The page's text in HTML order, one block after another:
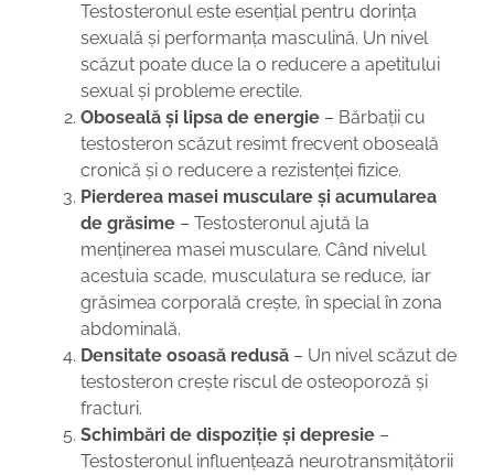
Testosteronul este esențial pentru dorința
sexuală și performanța masculină. Un nivel
scăzut poate duce la o reducere a apetitului
sexual și probleme erectile.
Oboseală și lipsa de energie – Bărbații cu
testosteron scăzut resimt frecvent oboseală
cronică și o reducere a rezistenței fizice.
Pierderea masei musculare și acumularea
de grăsime – Testosteronul ajută la
menținerea masei musculare. Când nivelul
acestuia scade, musculatura se reduce, iar
grăsimea corporală crește, în special în zona
abdominală.
Densitate osoasă redusă – Un nivel scăzut de
testosteron crește riscul de osteoporoză și
fracturi.
Schimbări de dispoziție și depresie –
Testosteronul influențează neurotransmițătorii